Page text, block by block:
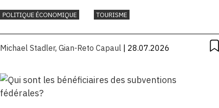
POLITIQUE ÉCONOMIQUE TOURISME
Michael Stadler, Gian-Reto Capaul | 28.07.2026